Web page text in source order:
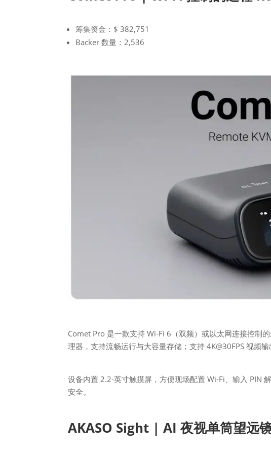
筹集资金：$ 382,751
Backer 数量：2,536
Comet Pro 是一款支持 Wi-Fi 6（双频）或以太网连接控制
理器，支持流畅运行与大容量存储；支持 4K@30FPS 视频输
设备内置 2.2-英寸触摸屏，方便现场配置 Wi-Fi、输入 PIN
安全。
AKASO Sight | AI 夜视单筒望远